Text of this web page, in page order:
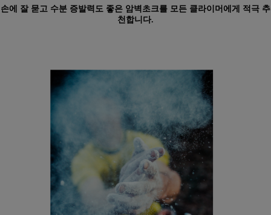
손에 잘 묻고 수분 증발력도 좋은 암벽초크를 모든 클라이머에게 적극 추
천합니다.